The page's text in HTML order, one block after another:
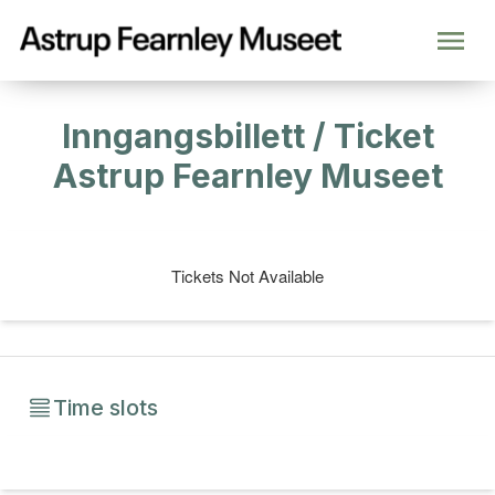
Inngangsbillett / Ticket
Astrup Fearnley Museet
Tickets Not Available
Time slots